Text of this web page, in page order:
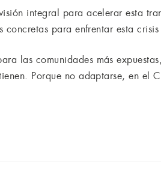
integral para acelerar esta
para enfrentar esta
las comunidades más
Porque no adaptarse, en el